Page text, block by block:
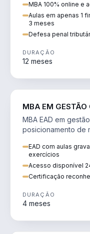
MBA 100% online e
Aulas em apenas 1
3 meses
Defesa penal
DURAÇÃO
12 meses
MBA EM GESTÃO
MBA EAD em
posicionamento de
EAD com aulas
exercícios
Acesso disponível
Certificação
DURAÇÃO
4 meses